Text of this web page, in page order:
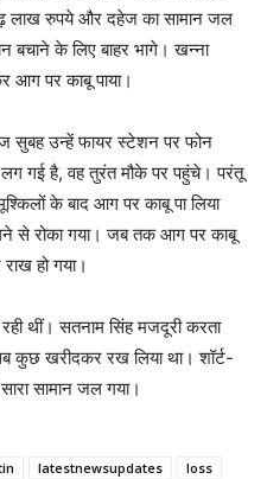
लाख रुपये और दहेज का सामान जल
बचाने के लिए बाहर भागे। खन्ना
आग पर काबू पाया।
सुबह उन्हें फायर स्टेशन पर फोन
गई है, वह तुरंत मौके पर पहुंचे। परंतू
के बाद आग पर काबू पा लिया
से रोका गया। जब तक आग पर काबू
हो गया।
रही थीं। सतनाम सिंह मजदूरी करता
कुछ खरीदकर रख लिया था। शॉर्ट-
सामान जल गया।
latestnewsupdates
loss